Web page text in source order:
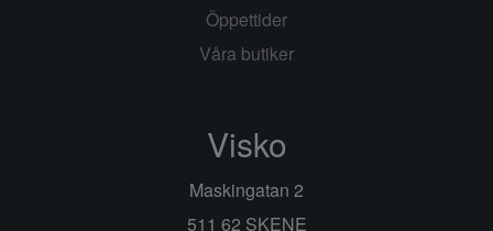
Öppettider
Våra butiker
Visko
Maskingatan 2
511 62 SKENE